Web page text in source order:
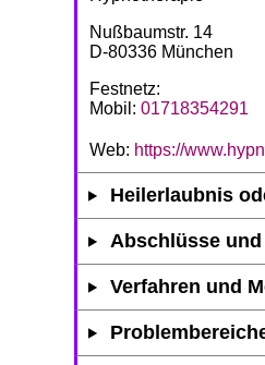
Nußbaumstr. 14
D-80336 München
Festnetz:
Mobil: 01718354291
Web: https://
Heilerlaubnis
Abschlüsse
Verfahren und